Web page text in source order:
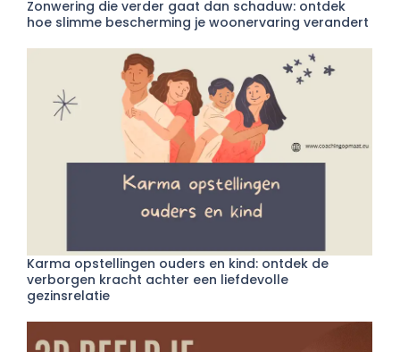
Zonwering die verder gaat dan schaduw: ontdek
hoe slimme bescherming je woonervaring verandert
Karma opstellingen ouders en kind: ontdek de
verborgen kracht achter een liefdevolle
gezinsrelatie